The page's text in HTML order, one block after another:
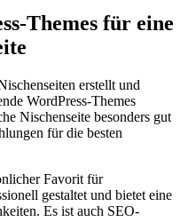
Themes für eine⁤
erstellt und
WordPress-Themes
Nischenseite ‌besonders⁣ gut
für die besten
Favorit für
gestaltet und‍ bietet eine
Es ist auch SEO-